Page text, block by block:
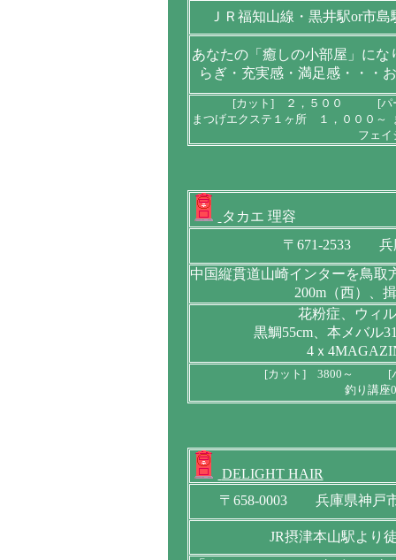
ＪＲ福知山線・黒井駅or市
あなたの「癒しの小部屋」に
らぎ・充実感・満足感・・・
[カット] ２，５００ [パ
まつげエクステ１ヶ所 １，０００～
フェイ
タカエ 理容
〒671-2533 兵
中国縦貫道山崎インターを鳥取
200m（西）、
花粉症、ウィ
黒鯛55cm、本メバル
4ｘ
[カット] 3800～ [
釣り講
DELIGHT HAIR
〒658-0003 兵庫県神戸
JR摂津本山駅より